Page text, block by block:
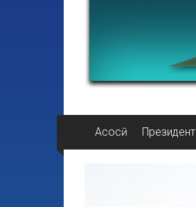
Асосӣ Президент